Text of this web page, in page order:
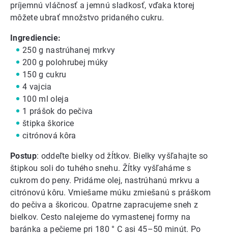
príjemnú vláčnosť a jemnú sladkosť, vďaka ktorej
môžete ubrať množstvo pridaného cukru.
Ingrediencie:
250 g nastrúhanej mrkvy
200 g polohrubej múky
150 g cukru
4 vajcia
100 ml oleja
1 prášok do pečiva
štipka škorice
citrónová kôra
Postup: oddeľte bielky od žĺtkov. Bielky vyšľahajte so
štipkou soli do tuhého snehu. Žĺtky vyšľaháme s
cukrom do peny. Pridáme olej, nastrúhanú mrkvu a
citrónovú kôru. Vmiešame múku zmiešanú s práškom
do pečiva a škoricou. Opatrne zapracujeme sneh z
bielkov. Cesto nalejeme do vymastenej formy na
baránka a pečieme pri 180 ° C asi 45–50 minút. Po